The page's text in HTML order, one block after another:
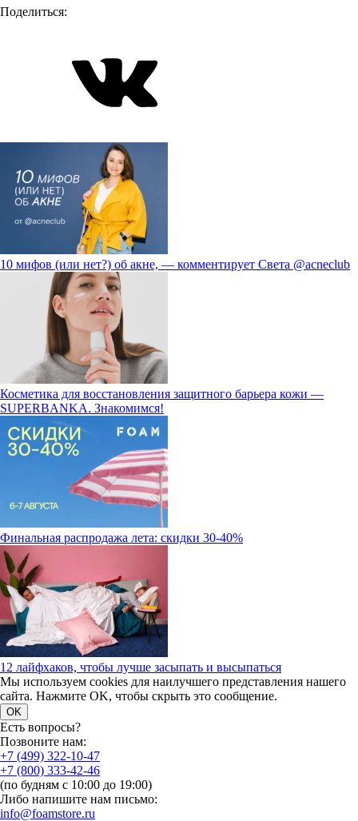
Поделиться:
10 мифов (или нет?) об акне, — комментирует Света @acneclub
Косметика для восстановления защитного барьера кожи —
SUPERBANKA. Знакомимся!
Финальная распродажа лета: скидки 30-40%
12 лайфхаков, чтобы лучше засыпать и высыпаться
Мы используем cookies для наилучшего представления нашего
сайта. Нажмите OK, чтобы скрыть это сообщение.
OK
Есть вопросы?
Позвоните нам:
+7 (499) 322-10-47
+7 (800) 333-42-46
(по будням с 10:00 до 19:00)
Либо напишите нам письмо:
info@foamstore.ru